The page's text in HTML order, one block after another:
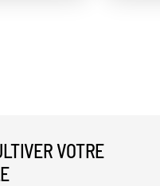
VOTRE